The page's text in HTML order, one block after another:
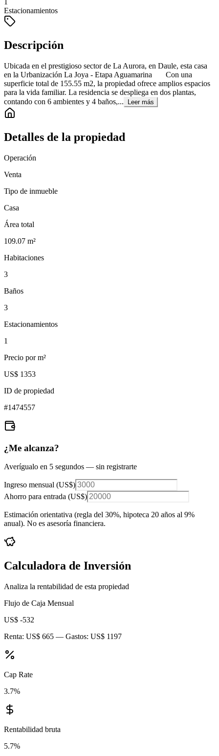
Estacionamientos
Descripción
Ubicada en el prestigioso sector de La Aurora, en Daule, esta casa
en la Urbanización La Joya - Etapa Aguamarina Con una
superficie total de 155.55 m2, la propiedad ofrece amplios espacios
para la vida familiar. La residencia se despliega en dos plantas,
contando con 6 ambientes y 4 baños,...
Leer más
Detalles de la propiedad
Operación
Venta
Tipo de inmueble
Casa
Área total
109.07 m²
Habitaciones
3
Baños
3
Estacionamientos
1
Precio por m²
US$ 1353
ID de propiedad
#1474557
¿Me alcanza?
Averígualo en 5 segundos — sin registrarte
Ingreso mensual (US$)
Ahorro para entrada (US$)
Estimación orientativa (regla del 30%, hipoteca 20 años al 9%
anual). No es asesoría financiera.
Calculadora de Inversión
Analiza la rentabilidad de esta propiedad
Flujo de Caja Mensual
US$ -532
Renta: US$ 665 — Gastos: US$ 1197
Cap Rate
3.7%
Rentabilidad bruta
5.7%